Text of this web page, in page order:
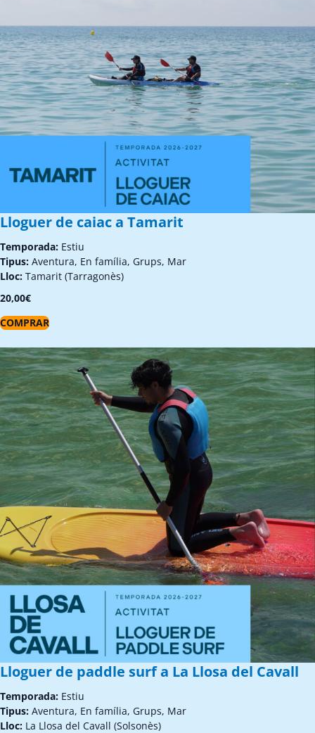
Lloguer de caiac a Tamarit
Temporada: Estiu
Tipus: Aventura, En família, Grups, Mar
Lloc: Tamarit (Tarragonès)
20,00€
COMPRAR
Lloguer de paddle surf a La Llosa del Cavall
Temporada: Estiu
Tipus: Aventura, En família, Grups, Mar
Lloc: La Llosa del Cavall (Solsonès)